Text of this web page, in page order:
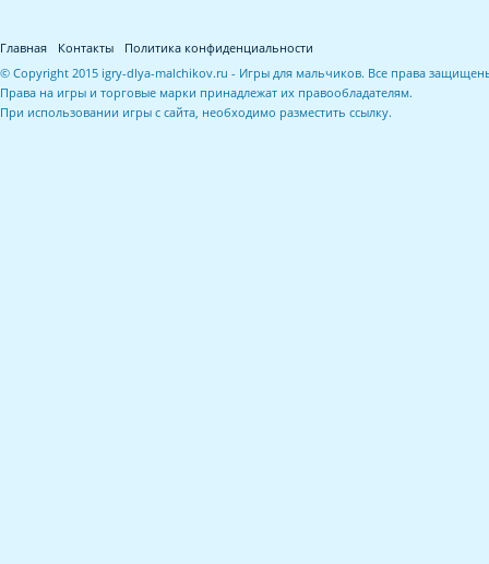
Главная Контакты
Политика конфиденциальности
© Copyright 2015 igry-dlya-malchikov.ru - Игры для мальчиков. Все права
Права на игры и торговые марки принадлежат их правообладателям.
При использовании игры с сайта, необходимо разместить ссылку.